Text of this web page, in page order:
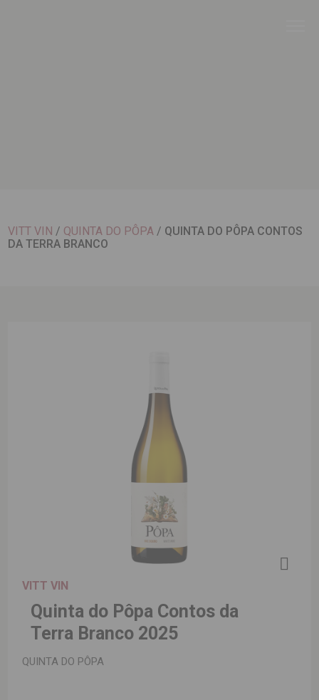
VITT VIN / QUINTA DO PÔPA / QUINTA DO PÔPA CONTOS
DA TERRA BRANCO
VITT VIN
Quinta do Pôpa Contos da
Terra Branco 2025
QUINTA DO PÔPA